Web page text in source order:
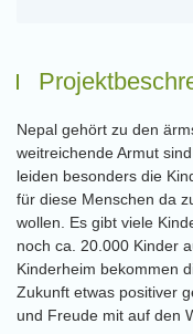
Nepal gehört zu den
weitreichende Armut
leiden besonders die
für diese Menschen da
wollen. Es gibt viele
noch ca. 20.000 Kinder
Kinderheim bekommen
Zukunft etwas positiver
und Freude mit auf den